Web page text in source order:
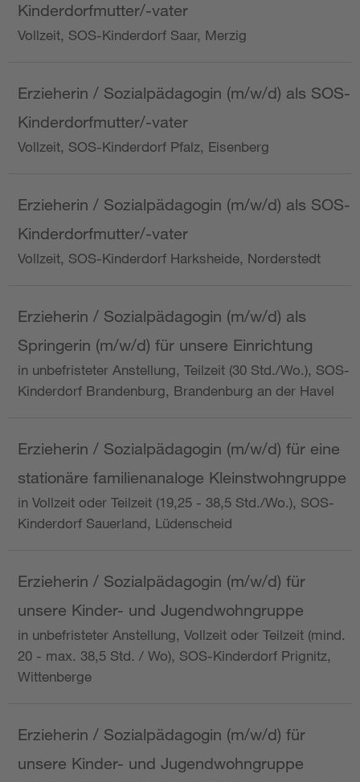
Kinderdorfmutter/-vater
Vollzeit, SOS-Kinderdorf Saar, Merzig
Erzieherin / Sozialpädagogin (m/w/d) als SOS-
Kinderdorfmutter/-vater
Vollzeit, SOS-Kinderdorf Pfalz, Eisenberg
Erzieherin / Sozialpädagogin (m/w/d) als SOS-
Kinderdorfmutter/-vater
Vollzeit, SOS-Kinderdorf Harksheide, Norderstedt
Erzieherin / Sozialpädagogin (m/w/d) als
Springerin (m/w/d) für unsere Einrichtung
in unbefristeter Anstellung, Teilzeit (30 Std./Wo.), SOS-
Kinderdorf Brandenburg, Brandenburg an der Havel
Erzieherin / Sozialpädagogin (m/w/d) für eine
stationäre familienanaloge Kleinstwohngruppe
in Vollzeit oder Teilzeit (19,25 - 38,5 Std./Wo.), SOS-
Kinderdorf Sauerland, Lüdenscheid
Erzieherin / Sozialpädagogin (m/w/d) für
unsere Kinder- und Jugendwohngruppe
in unbefristeter Anstellung, Vollzeit oder Teilzeit (mind.
20 - max. 38,5 Std. / Wo), SOS-Kinderdorf Prignitz,
Wittenberge
Erzieherin / Sozialpädagogin (m/w/d) für
unsere Kinder- und Jugendwohngruppe